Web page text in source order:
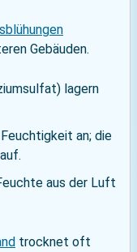
Gebäuden.
lagern
an; die
aus der Luft
trocknet oft